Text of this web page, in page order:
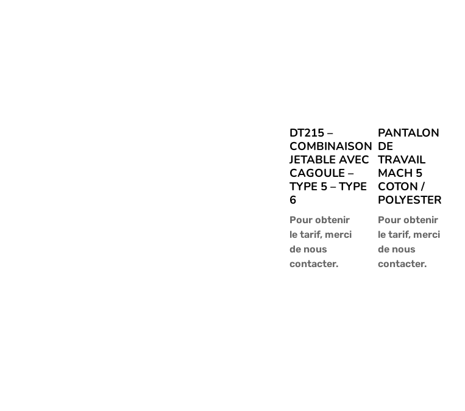
DT215 –
COMBINAISON
JETABLE AVEC
CAGOULE –
TYPE 5 – TYPE
6
Pour obtenir
le tarif, merci
de nous
contacter.
PANTALON
DE
TRAVAIL
MACH 5
COTON /
POLYESTER
Pour obtenir
le tarif, merci
de nous
contacter.